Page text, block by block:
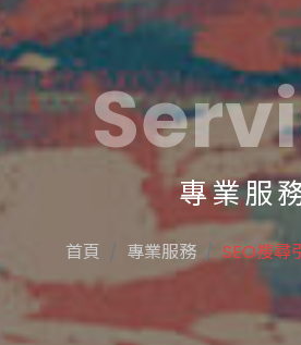
專業服
首頁 專業服務 SEO搜尋